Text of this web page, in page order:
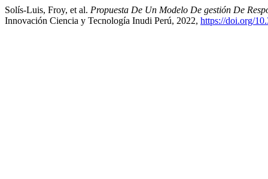
Solís-Luis, Froy, et al. Propuesta De Un Modelo De gestión De
Innovación Ciencia y Tecnología Inudi Perú, 2022, https://doi.org/